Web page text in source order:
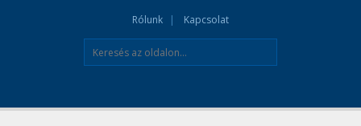
Rólunk Kapcsolat